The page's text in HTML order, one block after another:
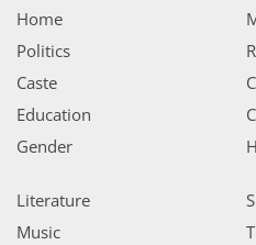
Home
Politics
Caste
Education
Gender
Literature
Music